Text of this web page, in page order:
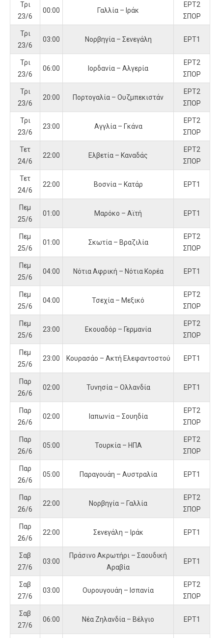
Τρι
23/6
00:00 Γαλλία – Ιράκ
ΕΡΤ2
ΣΠΟΡ
Τρι
23/6
03:00 Νορβηγία – Σενεγάλη ΕΡΤ1
Τρι
23/6
06:00 Ιορδανία – Αλγερία
ΕΡΤ2
ΣΠΟΡ
Τρι
23/6
20:00 Πορτογαλία – Ουζμπεκιστάν
ΕΡΤ2
ΣΠΟΡ
Τρι
23/6
23:00 Αγγλία – Γκάνα
ΕΡΤ2
ΣΠΟΡ
Τετ
24/6
22:00 Ελβετία – Καναδάς
ΕΡΤ2
ΣΠΟΡ
Τετ
24/6
22:00 Βοσνία – Κατάρ ΕΡΤ1
Πεμ
25/6
01:00 Μαρόκο – Αϊτή ΕΡΤ1
Πεμ
25/6
01:00 Σκωτία – Βραζιλία
ΕΡΤ2
ΣΠΟΡ
Πεμ
25/6
04:00 Νότια Αφρική – Νότια Κορέα ΕΡΤ1
Πεμ
25/6
04:00 Τσεχία – Μεξικό
ΕΡΤ2
ΣΠΟΡ
Πεμ
25/6
23:00 Εκουαδόρ – Γερμανία
ΕΡΤ2
ΣΠΟΡ
Πεμ
25/6
23:00 Κουρασάο – Ακτή Ελεφαντοστού ΕΡΤ1
Παρ
26/6
02:00 Τυνησία – Ολλανδία ΕΡΤ1
Παρ
26/6
02:00 Ιαπωνία – Σουηδία
ΕΡΤ2
ΣΠΟΡ
Παρ
26/6
05:00 Τουρκία – ΗΠΑ
ΕΡΤ2
ΣΠΟΡ
Παρ
26/6
05:00 Παραγουάη – Αυστραλία ΕΡΤ1
Παρ
26/6
22:00 Νορβηγία – Γαλλία
ΕΡΤ2
ΣΠΟΡ
Παρ
26/6
22:00 Σενεγάλη – Ιράκ ΕΡΤ1
Σαβ
27/6
03:00
Πράσινο Ακρωτήρι – Σαουδική
Αραβία
ΕΡΤ1
Σαβ
27/6
03:00 Ουρουγουάη – Ισπανία
ΕΡΤ2
ΣΠΟΡ
Σαβ
27/6
06:00 Νέα Ζηλανδία – Βέλγιο ΕΡΤ1